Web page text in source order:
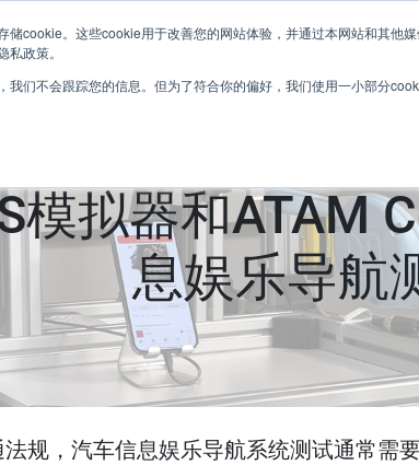
储cookie。这些cookie用于改善您的网站体验，并通过本网站和其他
政策。
我们不会跟踪您的信息。但为了符合你的偏好，我们使用一小部分
模拟器和ATAM
息娱乐导航
规，汽车信息娱乐导航系统测试通常需